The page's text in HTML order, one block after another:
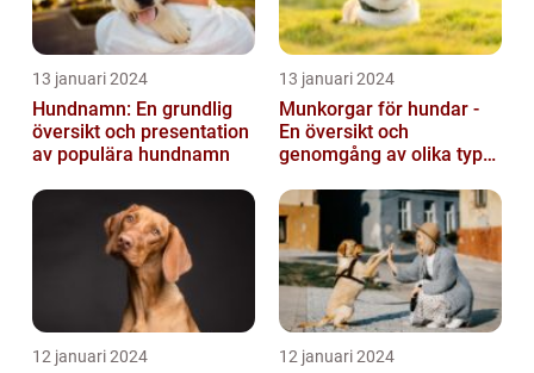
13 januari 2024
Hundnamn: En grundlig
översikt och presentation
av populära hundnamn
13 januari 2024
Munkorgar för hundar -
En översikt och
genomgång av olika typer
och nackde...
12 januari 2024 12 januari 2024